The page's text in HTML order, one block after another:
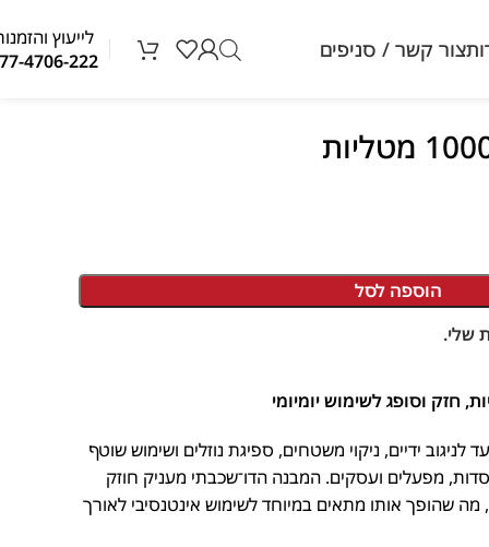
צור קשר / סניפים
לייעוץ והזמנות
077-4706-222
הוספה לסל
לניגוב ידיים, ניקוי משטחים, ספיגת נוזלים ושימוש שוטף
מפעלים ועסקים. המבנה הדו־שכבתי מעניק חוזק
מה שהופך אותו מתאים במיוחד לשימוש אינטנסיבי לאורך